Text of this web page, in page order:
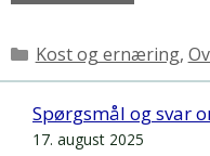
Kategorier
Kost og ernæring,
Spørgsmål og svar
17. august 2025